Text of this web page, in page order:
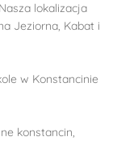
lokalizacja
Jeziorna, Kabat i
w Konstancinie
konstancin,